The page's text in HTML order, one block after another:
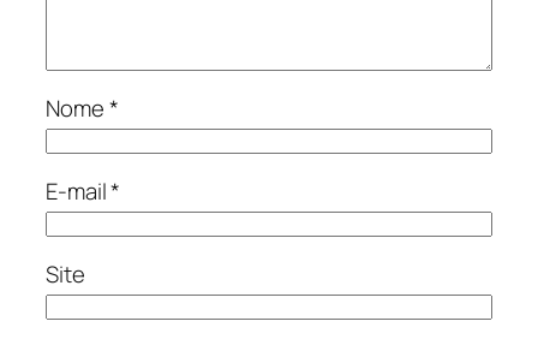
Nome*
E-mail*
Site